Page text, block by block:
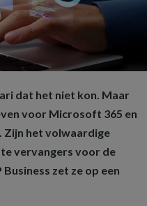
dat het niet kon. Maar
voor Microsoft 365 en
Zijn het volwaardige
vervangers voor de
zet ze op een